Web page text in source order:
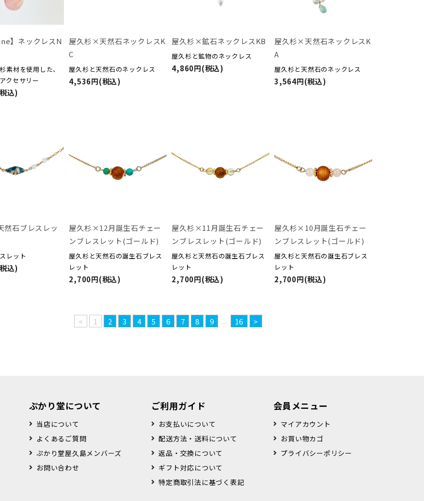
】ネックレスN
素材を使用した、
クセサリー
込)
屋久杉×天然石ネックレスK
C
屋久杉と天然石のネックレス
4,536円(税込)
屋久杉×鉱石ネックレスKB
屋久杉と鉱物のネックレス
4,860円(税込)
屋久杉×天然石ネックレスK
A
屋久杉と天然石のネックレス
3,564円(税込)
石ブレスレッ
レット
込)
屋久杉×12月誕生石チェー
ンブレスレット(ゴールド)
屋久杉と天然石の誕生石ブレス
レット
2,700円(税込)
屋久杉×11月誕生石チェー
ンブレスレット(ゴールド)
屋久杉と天然石の誕生石ブレス
レット
2,700円(税込)
屋久杉×10月誕生石チェー
ンブレスレット(ゴールド)
屋久杉と天然石の誕生石ブレス
レット
2,700円(税込)
< 1 2 3 4 5 6 7 8 9 ... 16 >
ぷかり堂について
当店について
よくあるご質問
ぷかり堂屋久島メンバーズ
お問い合わせ
ご利用ガイド
お支払いについて
配送方法・送料について
返品・交換について
ギフト対応について
特定商取引法に基づく表記
会員メニュー
マイアカウント
お買い物カゴ
プライバシーポリシー